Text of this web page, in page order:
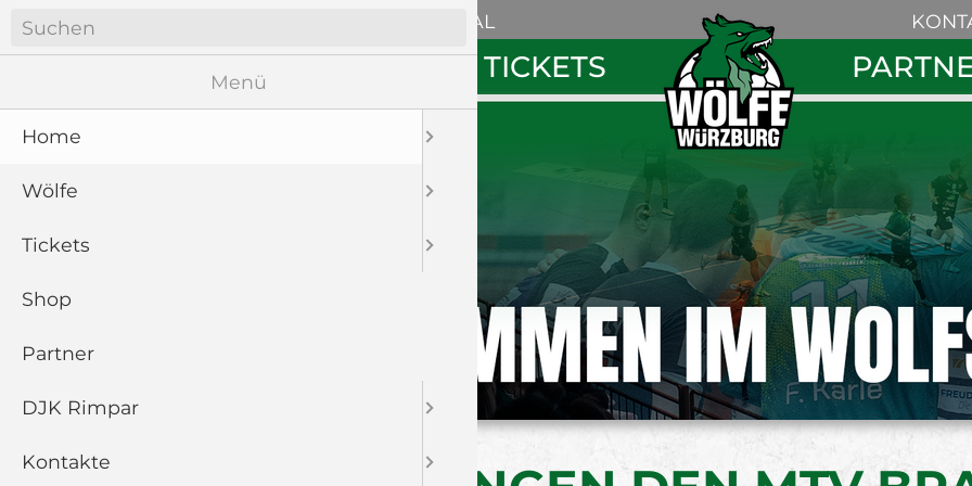
WÖLFE SOZIAL
Navigation
Navigation
überspringen
HOME WÖLFE TICKETS
Menü
Home
Wölfe
Tickets
Shop
Partner
DJK Rimpar
Kontakte
Search